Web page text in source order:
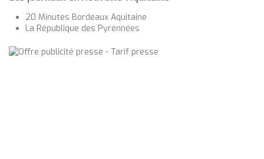
20 Minutes Bordeaux Aquitaine
La République des Pyrénnées